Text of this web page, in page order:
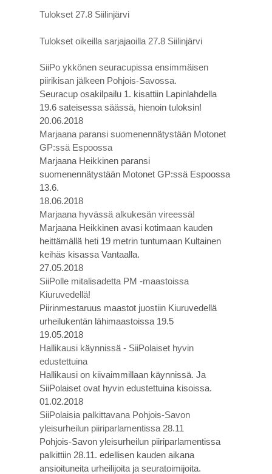
Tulokset 27.8 Siilinjärvi
Tulokset oikeilla sarjajaoilla 27.8 Siilinjärvi
SiiPo ykkönen seuracupissa ensimmäisen
piirikisan jälkeen Pohjois-Savossa.
Seuracup osakilpailu 1. kisattiin Lapinlahdella
19.6 sateisessa säässä, hienoin tuloksin!
20.06.2018
Marjaana paransi suomenennätystään Motonet
GP:ssä Espoossa
Marjaana Heikkinen paransi
suomenennätystään Motonet GP:ssä Espoossa
13.6.
18.06.2018
Marjaana hyvässä alkukesän vireessä!
Marjaana Heikkinen avasi kotimaan kauden
heittämällä heti 19 metrin tuntumaan Kultainen
keihäs kisassa Vantaalla.
27.05.2018
SiiPolle mitalisadetta PM -maastoissa
Kiuruvedellä!
Piirinmestaruus maastot juostiin Kiuruvedellä
urheilukentän lähimaastoissa 19.5
19.05.2018
Hallikausi käynnissä - SiiPolaiset hyvin
edustettuina
Hallikausi on kiivaimmillaan käynnissä. Ja
SiiPolaiset ovat hyvin edustettuina kisoissa.
01.02.2018
SiiPolaisia palkittavana Pohjois-Savon
yleisurheilun piiriparlamentissa 28.11
Pohjois-Savon yleisurheilun piiriparlamentissa
palkittiin 28.11. edellisen kauden aikana
ansioituneita urheilijoita ja seuratoimijoita.